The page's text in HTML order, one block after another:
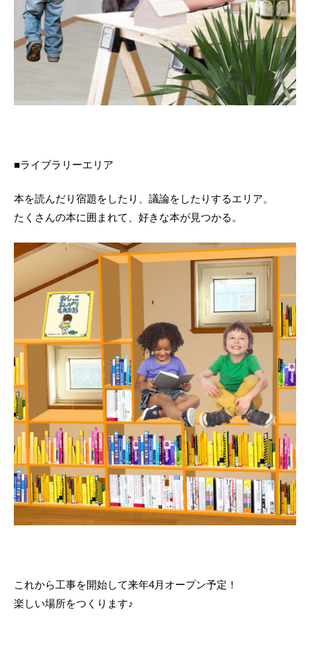
■ライブラリーエリア
本を読んだり宿題をしたり、議論をしたりするエリア。
たくさんの本に囲まれて、好きな本が見つかる。
これから工事を開始して来年4月オープン予定！
楽しい場所をつくります♪